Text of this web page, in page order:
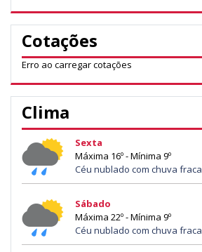
Cotações
Erro ao carregar cotações
Clima
Sexta
Máxima 16º - Mínima 9º
Céu nublado com chuva fraca
Sábado
Máxima 22º - Mínima 9º
Céu nublado com chuva fraca